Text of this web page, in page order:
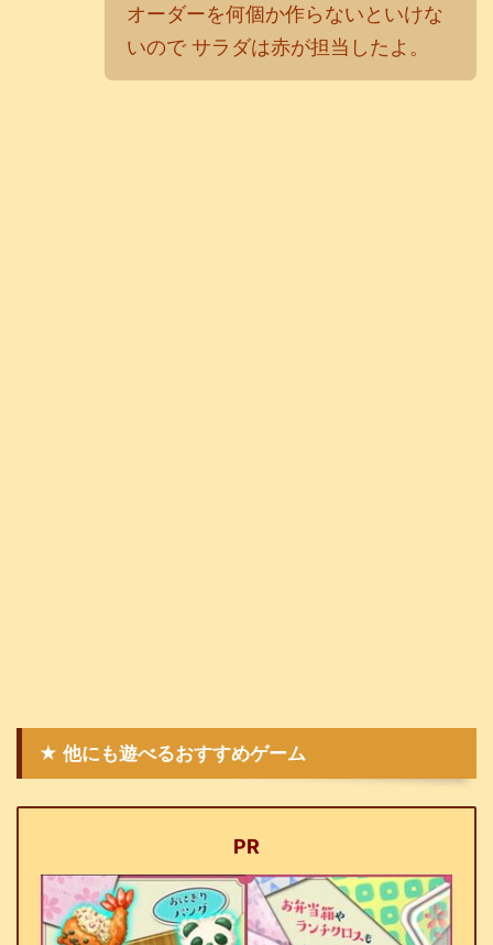
オーダーを何個か作らないといけな
いので サラダは赤が担当したよ。
★ 他にも遊べるおすすめゲーム
PR